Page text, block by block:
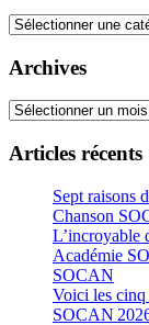
Catégories
Archives
Archives
Articles récents
Sept raisons
Chanson
L’incroyable
Académie
SOCAN
Voici les cinq
SOCAN